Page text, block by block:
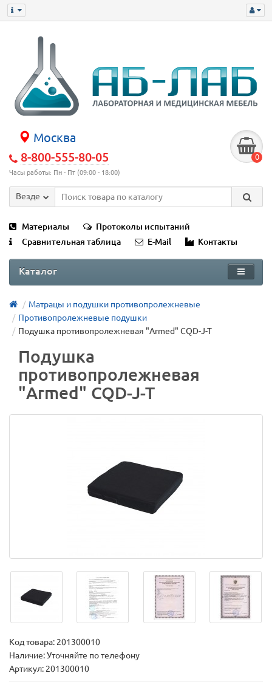
Москва
8-800-555-80-05
Часы работы: Пн - Пт (09:00 - 18:00)
0
Везде
Материалы
Протоколы испытаний
Сравнительная таблица
E-Mail Контакты
Каталог
Матрацы и подушки противопролежневые
Противопролежневые подушки
Подушка противопролежневая "Armed" CQD-J-T
Подушка
противопролежневая
"Armed" CQD-J-T
Код товара: 201300010
Наличие: Уточняйте по телефону
Артикул: 201300010